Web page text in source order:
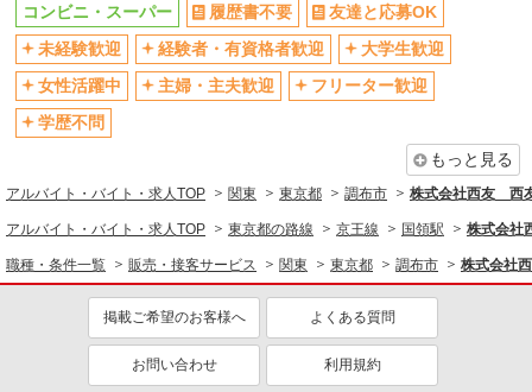
制服貸与
研修制度あり
社員登用あり
同じ職種から求人を探す
同じ特徴から求人を探す
未経験歓迎
大学生歓迎
ミドル（40代～）活躍中
週1日勤務OK
社員登用あり
コンビニ・スーパー 履歴書不要
友達と応募OK
未経験歓迎
経験者・有資格者歓迎
大学生歓迎
女性活躍中
主婦・主夫歓迎
フリーター歓迎
学歴不問
もっと見る
アルバイト・バイト・求人TOP 関東 東京都 調布市 株式会社西友 西
アルバイト・バイト・求人TOP 東京都の路線 京王線 国領駅 株式会社
職種・条件一覧 販売・接客サービス 関東 東京都 調布市 株式会社
掲載ご希望のお客様へ よくある質問
お問い合わせ 利用規約